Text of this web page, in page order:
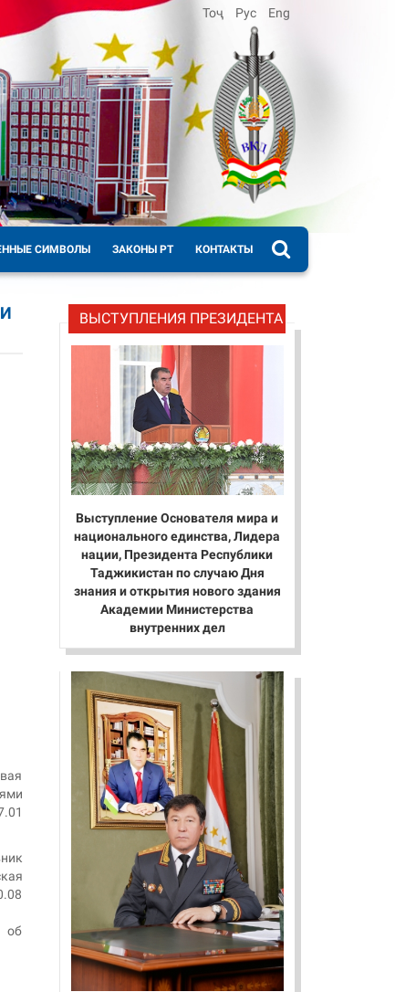
Тоҷ Рус Eng
СИМВОЛЫ ЗАКОНЫ РТ КОНТАКТЫ
об
ВЫСТУПЛЕНИЯ ПРЕЗИДЕНТА
Выступление Основателя мира и
национального единства, Лидера
нации, Президента Республики
Таджикистан по случаю Дня
знания и открытия нового здания
Академии Министерства
внутренних дел